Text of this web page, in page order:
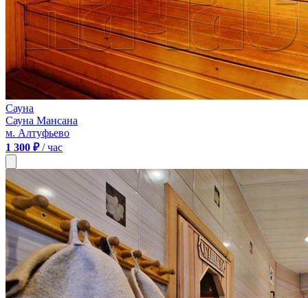
Сауна
Сауна Мансана
м. Алтуфьево
1 300 ₽/ час